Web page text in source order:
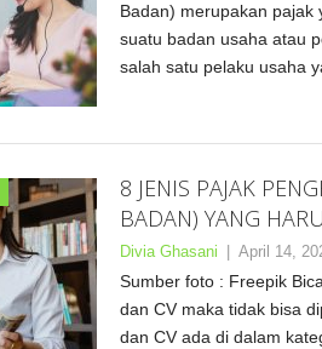
Badan) merupakan pajak
suatu badan usaha atau
salah satu pelaku usaha
8 JENIS PAJAK
BADAN) YANG
Divia Ghasani April 14,
Sumber foto : Freepik
dan CV maka tidak bisa
dan CV ada di dalam